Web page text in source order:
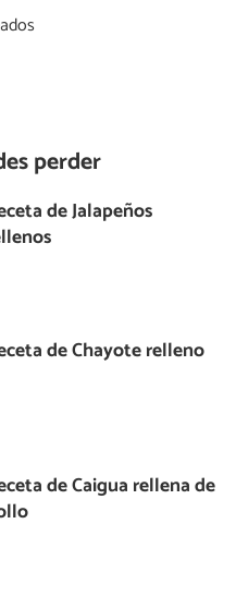
perder
de Jalapeños
de Chayote relleno
de Caigua rellena de